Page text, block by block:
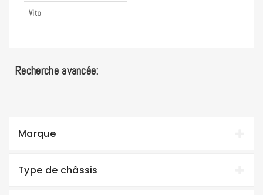
Vito
Recherche avancée:
Marque
Type de châssis